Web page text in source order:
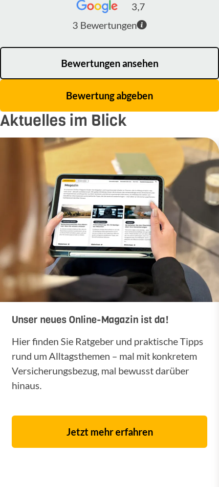
3,7
3 Bewertungen
Bewertungen ansehen
Bewertung abgeben
Aktuelles im Blick
Unser neues Online-Magazin ist da!
Hier finden Sie Ratgeber und praktische Tipps
rund um Alltagsthemen – mal mit konkretem
Versicherungsbezug, mal bewusst darüber
hinaus.
Jetzt mehr erfahren